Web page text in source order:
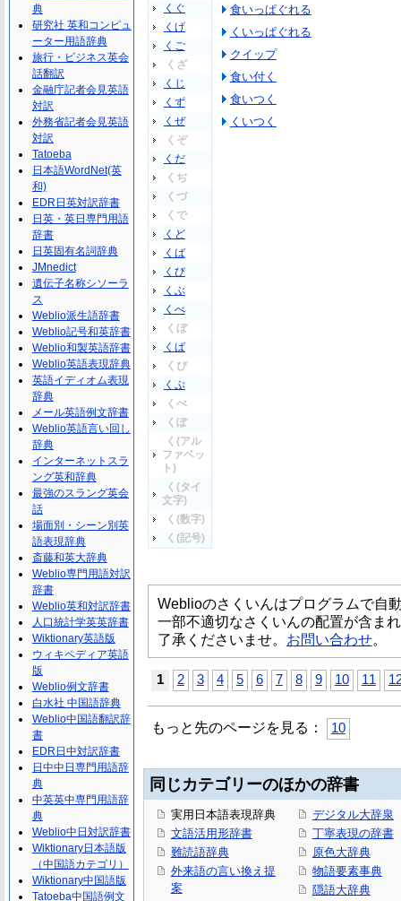
くぐ
くげ
くご
くざ
くじ
くず
くぜ
くぞ
くだ
くぢ
くづ
くで
くど
くば
くび
くぶ
くべ
くぼ
くぱ
くぴ
くぷ
くぺ
くぽ
く(アル
ファベッ
ト)
く(タイ
文字)
く(数字)
く(記号)
食いっぱぐれる
くいっぱぐれる
クイップ
食い付く
食いつく
くいつく
Weblioのさくいんはプログラムで自
一部不適切なさくいんの配置が含ま
了承くださいませ。 お問い合わせ。
1 2 3 4 5 6 7 8 9 10 11
もっと先のページを見る： 10
同じカテゴリーのほかの辞書
実用日本語表現辞典
文語活用形辞書
難読語辞典
外来語の言い換え提
案
デジタル大辞泉
丁寧表現の辞書
原色大辞典
物語要素事典
隠語大辞典
典
研究社 英和コンピュ
ーター用語辞典
旅行・ビジネス英会
話翻訳
金融庁記者会見英語
対訳
外務省記者会見英語
対訳
Tatoeba
日本語WordNet(英
和)
EDR日英対訳辞書
日英・英日専門用語
辞書
日英固有名詞辞典
JMnedict
遺伝子名称シソーラ
ス
Weblio派生語辞書
Weblio記号和英辞書
Weblio和製英語辞書
Weblio英語表現辞典
英語イディオム表現
辞典
メール英語例文辞書
Weblio英語言い回し
辞典
インターネットスラ
ング英和辞典
最強のスラング英会
話
場面別・シーン別英
語表現辞典
斎藤和英大辞典
Weblio専門用語対訳
辞書
Weblio英和対訳辞書
人口統計学英英辞書
Wiktionary英語版
ウィキペディア英語
版
Weblio例文辞書
白水社 中国語辞典
Weblio中国語翻訳辞
書
EDR日中対訳辞書
日中中日専門用語辞
典
中英英中専門用語辞
典
Weblio中日対訳辞書
Wiktionary日本語版
（中国語カテゴリ）
Wiktionary中国語版
Tatoeba中国語例文